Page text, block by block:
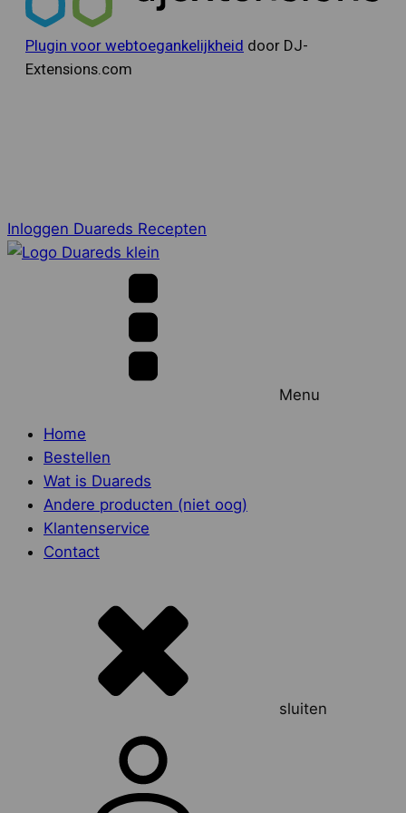
Plugin voor webtoegankelijkheid door DJ-
Extensions.com
Inloggen Duareds Recepten
Menu
Home
Bestellen
Wat is Duareds
Andere producten (niet oog)
Klantenservice
Contact
sluiten